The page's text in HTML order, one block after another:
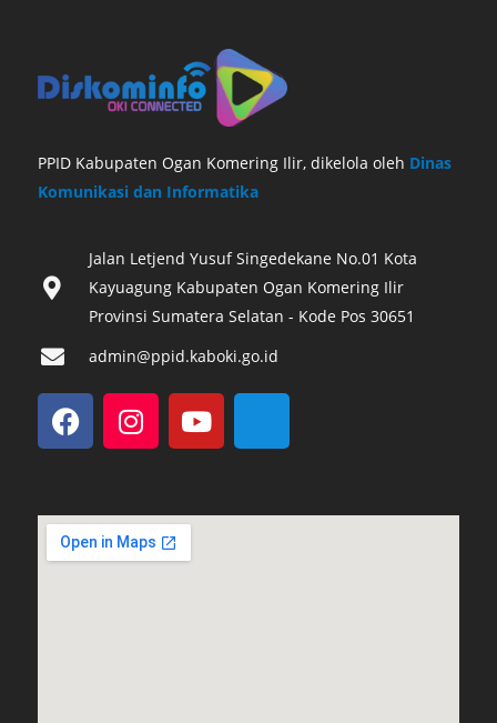
PPID Kabupaten Ogan Komering Ilir, dikelola oleh Dinas
Komunikasi dan Informatika
Jalan Letjend Yusuf Singedekane No.01 Kota
Kayuagung Kabupaten Ogan Komering Ilir
Provinsi Sumatera Selatan - Kode Pos 30651‎
admin@ppid.kaboki.go.id
F
a
c
b
o
o
I
n
s
a
g
r
Y
o
u
u
I
o
-